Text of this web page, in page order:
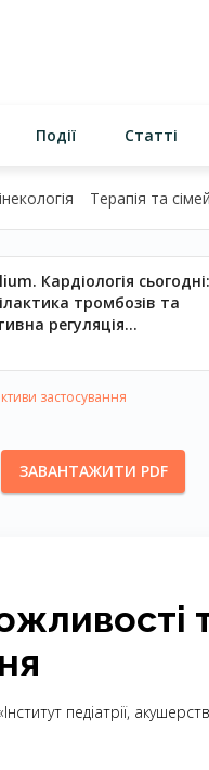
Події Статті
Терапія та
Кардіологія сьогодні:
тромбозів та
регуляція
застосування
ЗАВАНТАЖИТИ PDF
педіатрії, акушерства